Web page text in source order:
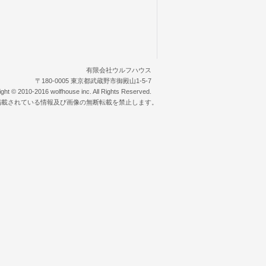
有限会社ウルフハウス
〒180-0005 東京都武蔵野市御殿山1-5-7
© 2010-2016 wolfhouse inc. All Rights Reserved.
されている情報及び画像の無断転載を禁止します。